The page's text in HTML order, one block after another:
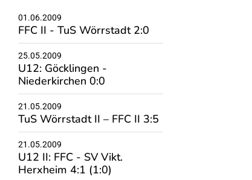
01.06.2009
FFC II - TuS Wörrstadt 2:0
25.05.2009
U12: Göcklingen -
Niederkirchen 0:0
21.05.2009
TuS Wörrstadt II – FFC II 3:5
21.05.2009
U12 II: FFC - SV Vikt.
Herxheim 4:1 (1:0)